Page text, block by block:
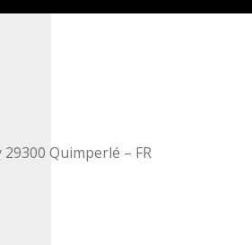
29300 Quimperlé – FR